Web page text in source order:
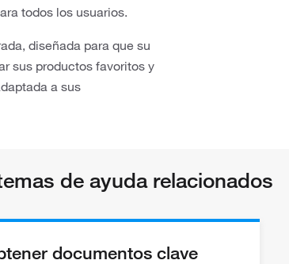
todos los usuarios.
diseñada para que su
sus productos favoritos y
a sus
de ayuda relacionados
documentos clave